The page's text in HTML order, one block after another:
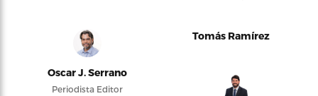
Oscar J. Serrano
Periodista Editor
Tomás Ramírez